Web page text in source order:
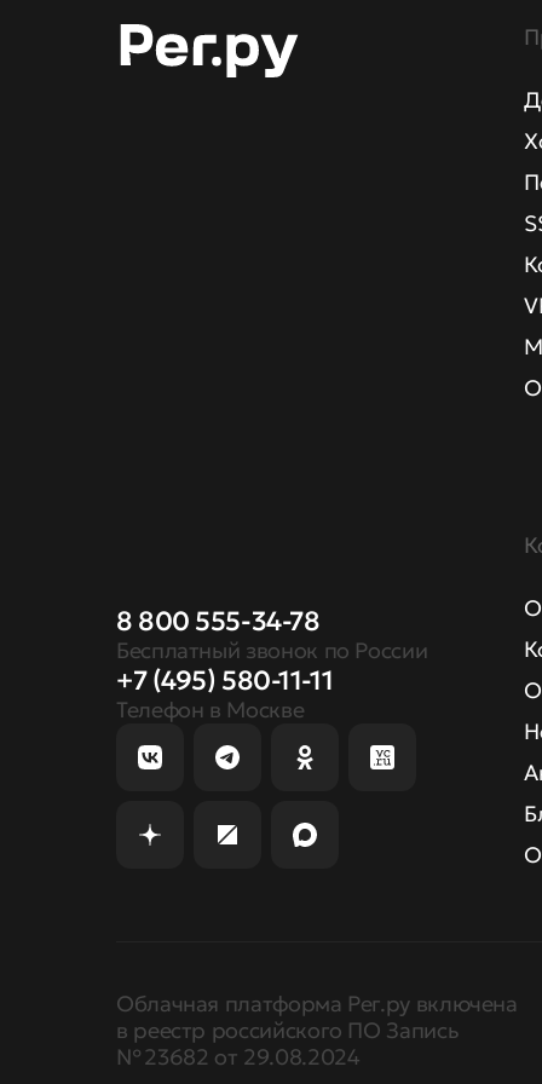
8 800 555-34-78
Бесплатный звонок по России
+7 (495) 580-11-11
Телефон в Москве
Облачная платформа Рег.ру включена
в реестр российского ПО Запись
№ 23682 от 29.08.2024